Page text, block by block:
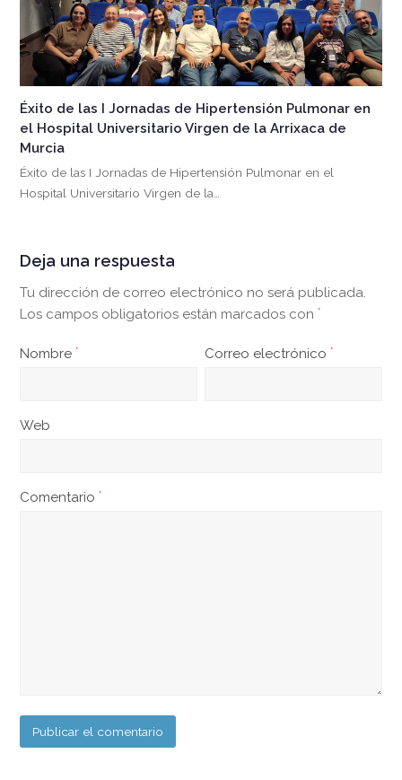
Éxito de las I Jornadas de Hipertensión Pulmonar en
el Hospital Universitario Virgen de la Arrixaca de
Murcia
Éxito de las I Jornadas de Hipertensión Pulmonar en el
Hospital Universitario Virgen de la…
Deja una respuesta
Tu dirección de correo electrónico no será publicada.
Los campos obligatorios están marcados con*
Nombre* Correo electrónico*
Web
Comentario*